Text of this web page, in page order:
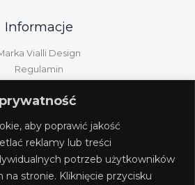
aby poprawić jakość
reklamy lub treści
potrzeb użytkowników
na stronie. Kliknięcie przycisku
Informacje
Vialli Design
Regulamin
Kontakt
klienta